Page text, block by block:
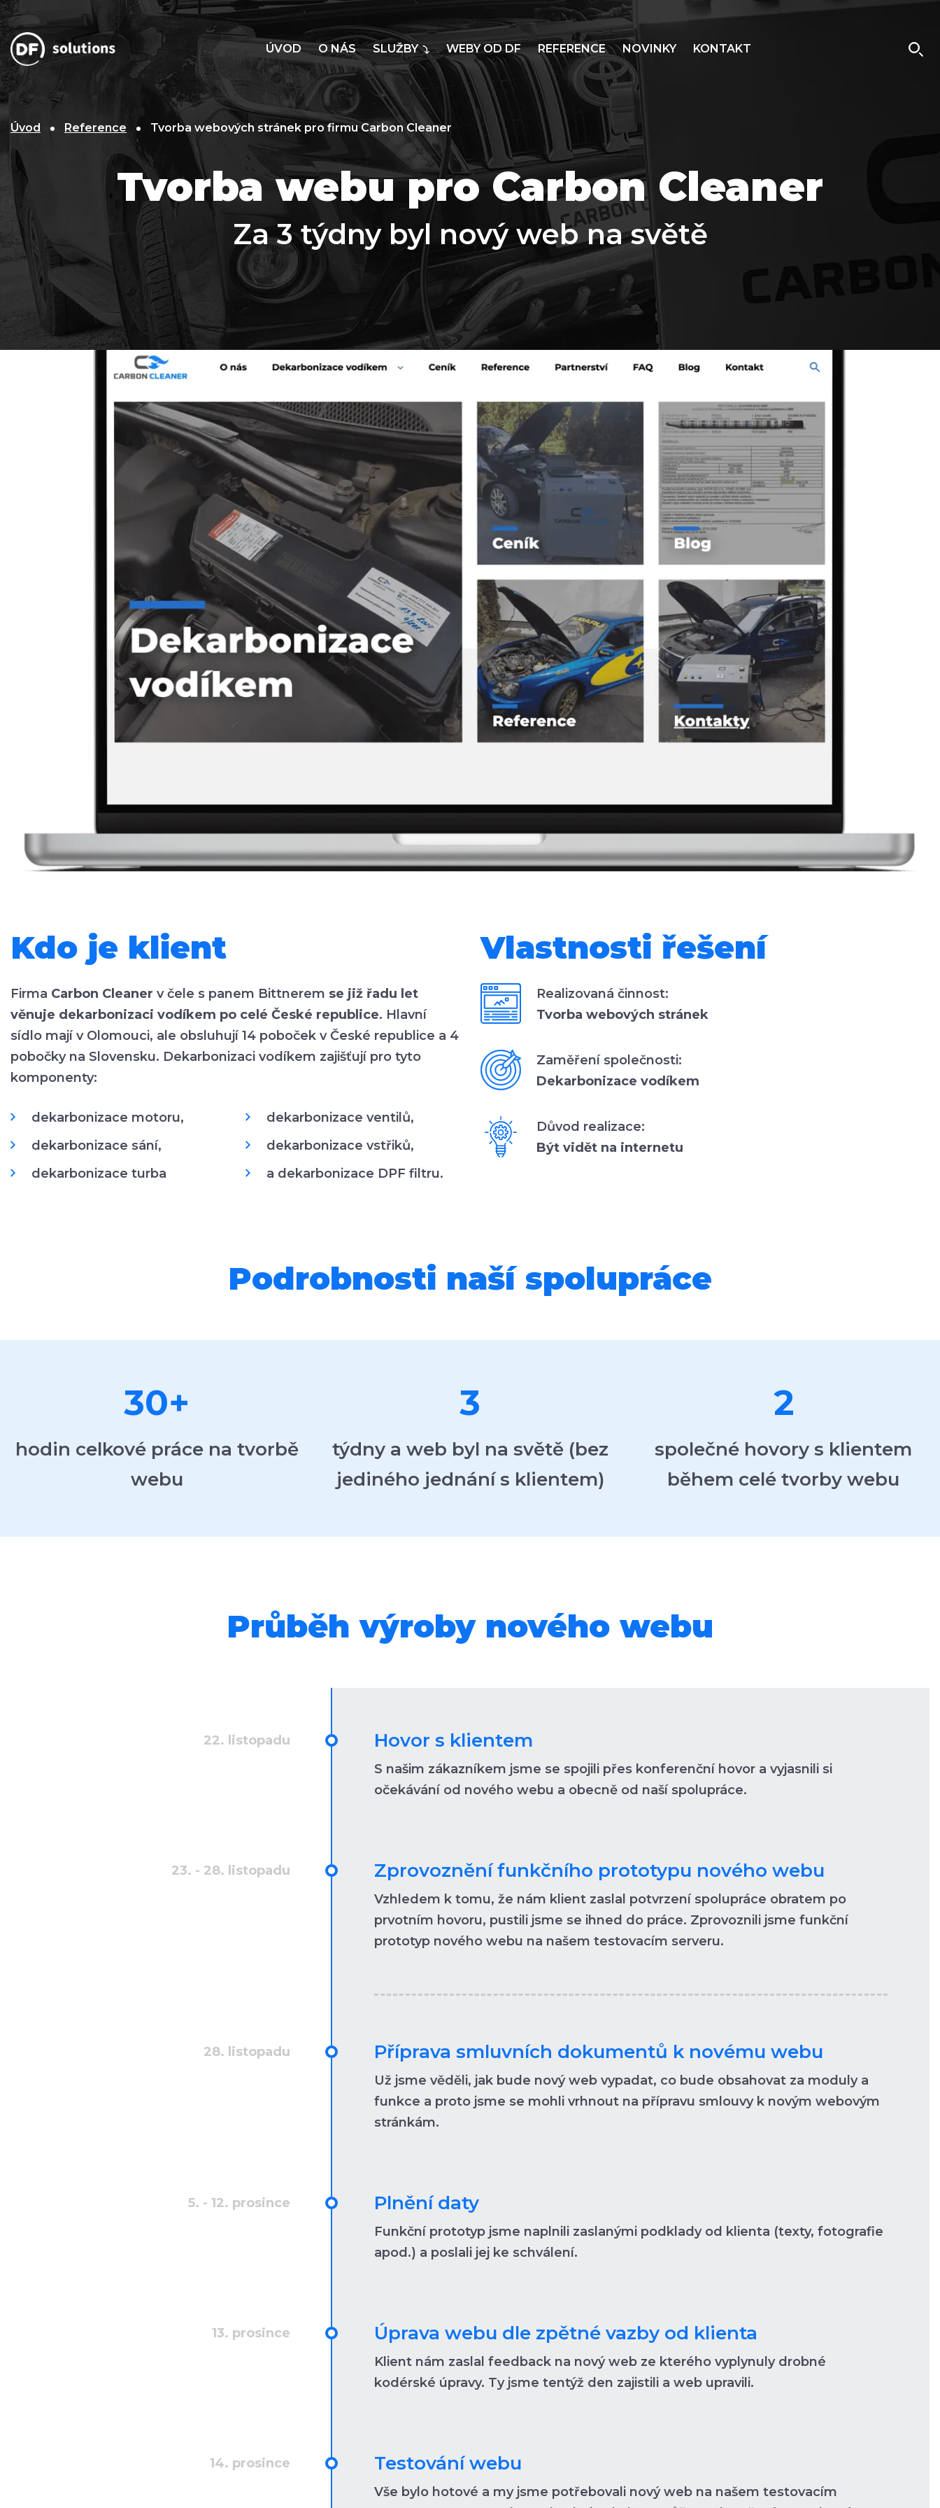
ÚVOD O NÁS SLUŽBY WEBY OD DF REFERENCE NOVINKY KONTAKT
Úvod Reference Tvorba webových stránek pro firmu Carbon Cleaner
Tvorba webu pro Carbon Cleaner
Za 3 týdny byl nový web na světě
Kdo je klient
Firma Carbon Cleaner v čele s panem Bittnerem se již řadu let
věnuje dekarbonizaci vodíkem po celé České republice. Hlavní
sídlo mají v Olomouci, ale obsluhují 14 poboček v České republice a 4
pobočky na Slovensku. Dekarbonizaci vodíkem zajišťují pro tyto
komponenty:
dekarbonizace motoru,
dekarbonizace sání,
dekarbonizace turba
dekarbonizace ventilů,
dekarbonizace vstřiků,
a dekarbonizace DPF filtru.
Vlastnosti řešení
Realizovaná činnost:
Tvorba webových stránek
Zaměření společnosti:
Dekarbonizace vodíkem
Důvod realizace:
Být vidět na internetu
Podrobnosti naší spolupráce
30+
hodin celkové práce na tvorbě
webu
3
týdny a web byl na světě (bez
jediného jednání s klientem)
2
společné hovory s klientem
během celé tvorby webu
Průběh výroby nového webu
22. listopadu Hovor s klientem
S našim zákazníkem jsme se spojili přes konferenční hovor a vyjasnili si
očekávání od nového webu a obecně od naší spolupráce.
23. - 28. listopadu Zprovoznění funkčního prototypu nového webu
Vzhledem k tomu, že nám klient zaslal potvrzení spolupráce obratem po
prvotním hovoru, pustili jsme se ihned do práce. Zprovoznili jsme funkční
prototyp nového webu na našem testovacím serveru.
28. listopadu Příprava smluvních dokumentů k novému webu
Už jsme věděli, jak bude nový web vypadat, co bude obsahovat za moduly a
funkce a proto jsme se mohli vrhnout na přípravu smlouvy k novým webovým
stránkám.
5. - 12. prosince Plnění daty
Funkční prototyp jsme naplnili zaslanými podklady od klienta (texty, fotografie
apod.) a poslali jej ke schválení.
13. prosince Úprava webu dle zpětné vazby od klienta
Klient nám zaslal feedback na nový web ze kterého vyplynuly drobné
kodérské úpravy. Ty jsme tentýž den zajistili a web upravili.
14. prosince Testování webu
Vše bylo hotové a my jsme potřebovali nový web na našem testovacím